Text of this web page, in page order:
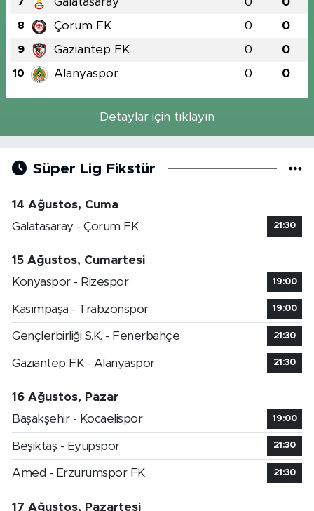
8 Çorum FK 0 0
9 Gaziantep FK 0 0
10 Alanyaspor 0 0
Detaylar için tıklayın
Süper Lig Fikstür
14 Ağustos, Cuma
Galatasaray - Çorum FK
21:30
15 Ağustos, Cumartesi
Konyaspor - Rizespor
19:00
Kasımpaşa - Trabzonspor 19:00
Gençlerbirliği S.K. - Fenerbahçe 21:30
Gaziantep FK - Alanyaspor 21:30
16 Ağustos, Pazar
Başakşehir - Kocaelispor
19:00
Beşiktaş - Eyüpspor 21:30
Amed - Erzurumspor FK 21:30
17 Ağustos, Pazartesi